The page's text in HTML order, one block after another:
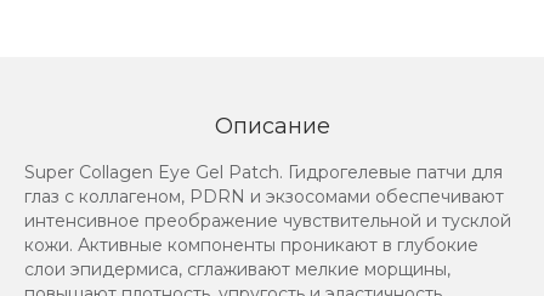
Описание
Super Collagen Eye Gel Patch. Гидрогелевые патчи для
глаз с коллагеном, PDRN и экзосомами обеспечивают
интенсивное преображение чувствительной и тусклой
кожи. Активные компоненты проникают в глубокие
слои эпидермиса, сглаживают мелкие морщины,